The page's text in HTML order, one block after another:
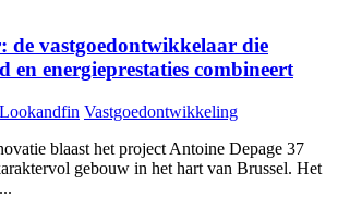
de vastgoedontwikkelaar die
en energieprestaties combineert
Lookandfin Vastgoedontwikkeling
blaast het project Antoine Depage 37
gebouw in het hart van Brussel. Het